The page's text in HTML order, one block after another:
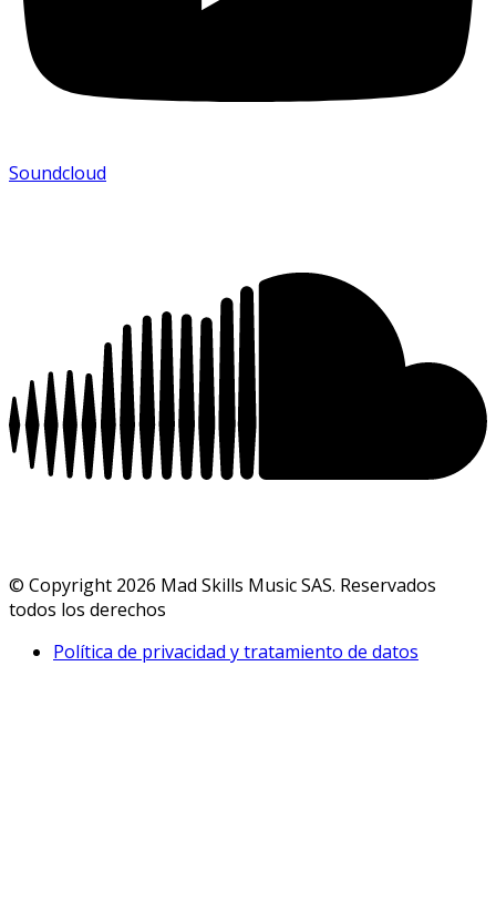
Soundcloud
© Copyright 2026 Mad Skills Music SAS. Reservados
todos los derechos
Política de privacidad y tratamiento de datos